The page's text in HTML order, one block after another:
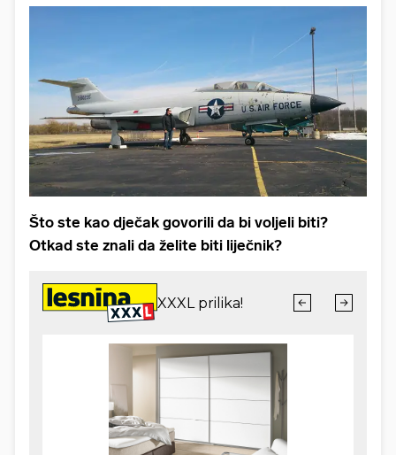
Što ste kao dječak govorili da bi voljeli biti?
Otkad ste znali da želite biti liječnik?